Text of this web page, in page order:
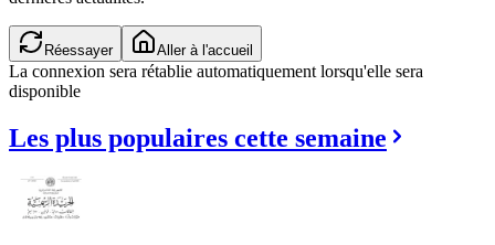
Réessayer Aller à l'accueil
La connexion sera rétablie automatiquement lorsqu'elle sera
disponible
Les plus populaires cette semaine